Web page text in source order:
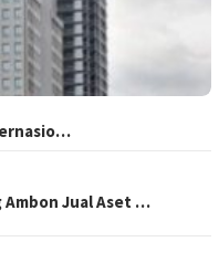
Ambon Jual Aset …